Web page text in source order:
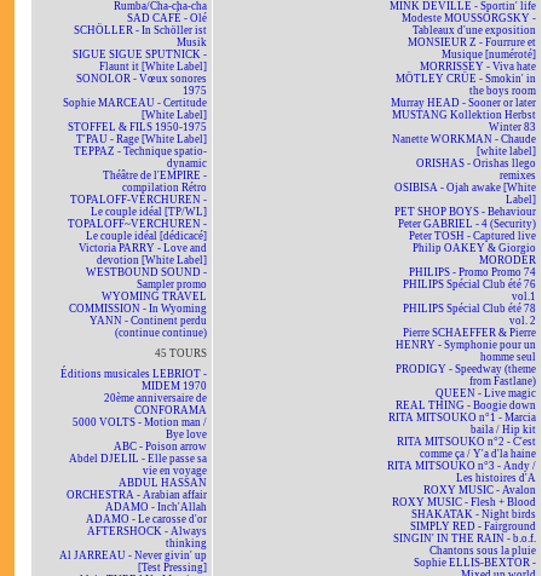
Rumba/Cha-cha-cha
SAD CAFÉ - Olé
SCHÖLLER - In Schöller ist
Musik
SIGUE SIGUE SPUTNICK -
Flaunt it [White Label]
SONOLOR - Vœux sonores
1975
Sophie MARCEAU - Certitude
[White Label]
STOFFEL & FILS 1950-1975
T'PAU - Rage [White Label]
TEPPAZ - Technique spatio-
dynamic
Théâtre de l'EMPIRE -
compilation Rétro
TOPALOFF-VERCHUREN -
Le couple idéal [TP/WL]
TOPALOFF~VERCHUREN -
Le couple idéal [dédicacé]
Victoria PARRY - Love and
devotion [White Label]
WESTBOUND SOUND -
Sampler promo
WYOMING TRAVEL
COMMISSION - In Wyoming
YANN - Continent perdu
(continue continue)
45 TOURS
Éditions musicales LEBRIOT -
MIDEM 1970
20ème anniversaire de
CONFORAMA
5000 VOLTS - Motion man /
Bye love
ABC - Poison arrow
Abdel DJELIL - Elle passe sa
vie en voyage
ABDUL HASSAN
ORCHESTRA - Arabian affair
ADAMO - Inch'Allah
ADAMO - Le carosse d'or
AFTERSHOCK - Always
thinking
Al JARREAU - Never givin' up
[Test Pressing]
MINK DEVILLE - Sportin' life
Modeste MOUSSORGSKY -
Tableaux d'une exposition
MONSIEUR Z - Fourrure et
Musique [numéroté]
MORRISSEY - Viva hate
MÖTLEY CRÜE - Smokin' in
the boys room
Murray HEAD - Sooner or later
MUSTANG Kollektion Herbst
Winter 83
Nanette WORKMAN - Chaude
[white label]
ORISHAS - Orishas llego
remixes
OSIBISA - Ojah awake [White
Label]
PET SHOP BOYS - Behaviour
Peter GABRIEL - 4 (Security)
Peter TOSH - Captured live
Philip OAKEY & Giorgio
MORODER
PHILIPS - Promo Promo 74
PHILIPS Spécial Club été 76
vol.1
PHILIPS Spécial Club été 78
vol. 2
Pierre SCHAEFFER & Pierre
HENRY - Symphonie pour un
homme seul
PRODIGY - Speedway (theme
from Fastlane)
QUEEN - Live magic
REAL THING - Boogie down
RITA MITSOUKO n°1 - Marcia
baila / Hip kit
RITA MITSOUKO n°2 - C'est
comme ça / Y'a d'la haine
RITA MITSOUKO n°3 - Andy /
Les histoires d'A
ROXY MUSIC - Avalon
ROXY MUSIC - Flesh + Blood
SHAKATAK - Night birds
SIMPLY RED - Fairground
SINGIN' IN THE RAIN - b.o.f.
Chantons sous la pluie
Sophie ELLIS-BEXTOR -